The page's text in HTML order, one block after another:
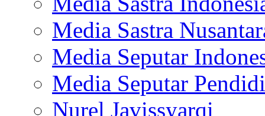
Media Sastra
Media Seputar
Media Seputar
Nurel Javissyarqi